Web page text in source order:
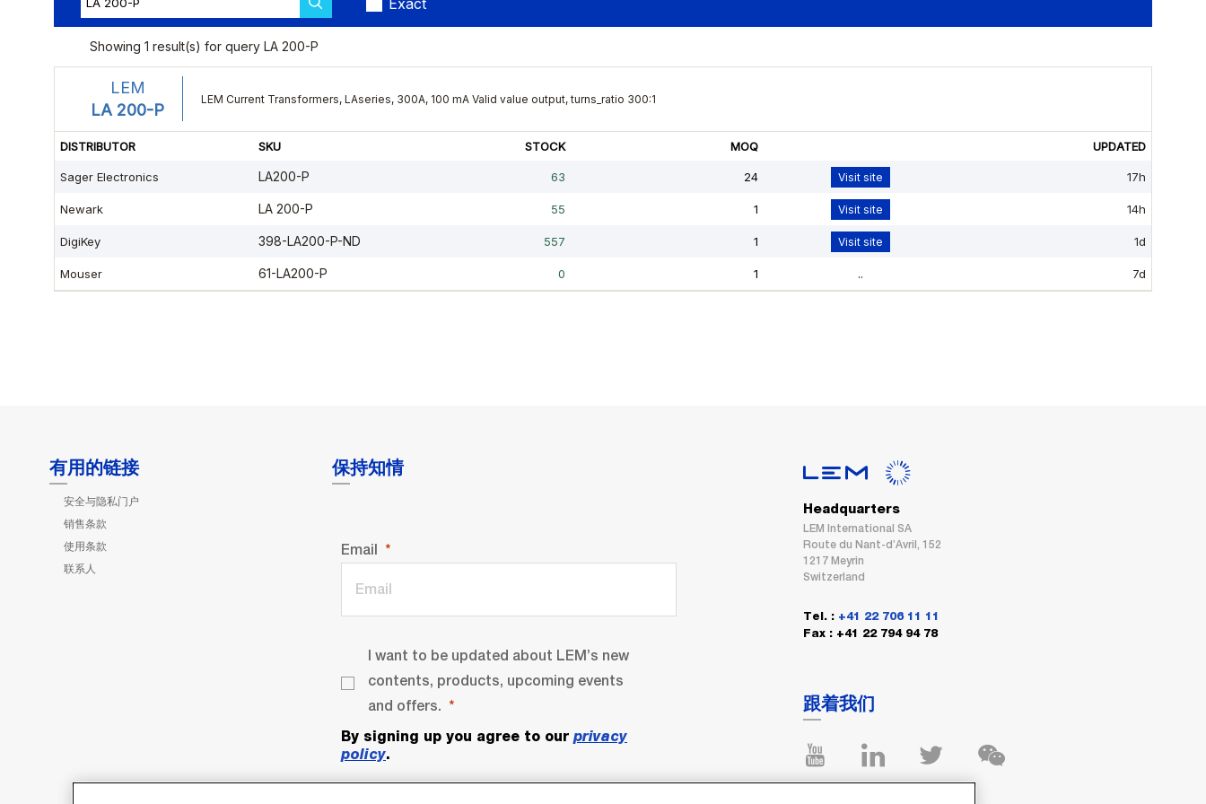
有用的链接
安全与隐私门户
销售条款
使用条款
联系人
保持知情
Email
I want to be updated about LEM’s new
contents, products, upcoming events
and offers.
By signing up you agree to our privacy
policy.
Headquarters
LEM International SA
Route du Nant-d’Avril, 152
1217 Meyrin
Switzerland
Tel. : +41 22 706 11 11
Fax : +41 22 794 94 78
跟着我们